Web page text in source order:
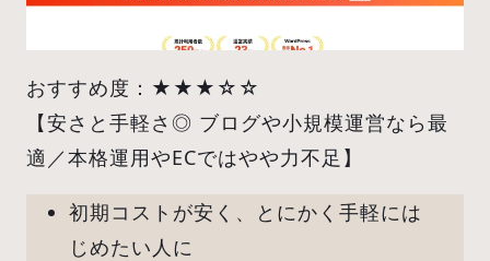
おすすめ度：★★★☆☆
【安さと手軽さ◎ ブログや小規模運営なら最
適／本格運用やECではやや力不足】
初期コストが安く、とにかく手軽には
じめたい人に